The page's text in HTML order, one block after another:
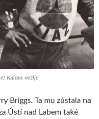
Kalous nežije
Briggs. Ta mu zůstala na
Ústí nad Labem také